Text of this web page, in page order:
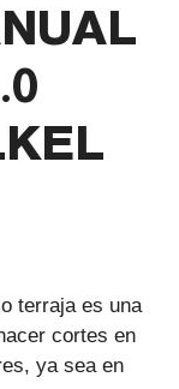
terraja es una
cortes en
ya sea en